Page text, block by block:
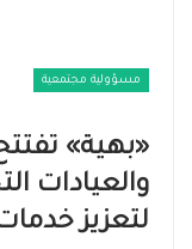
مسؤولية مجتمعية
«بهية»
والعيادات
لتعزيز